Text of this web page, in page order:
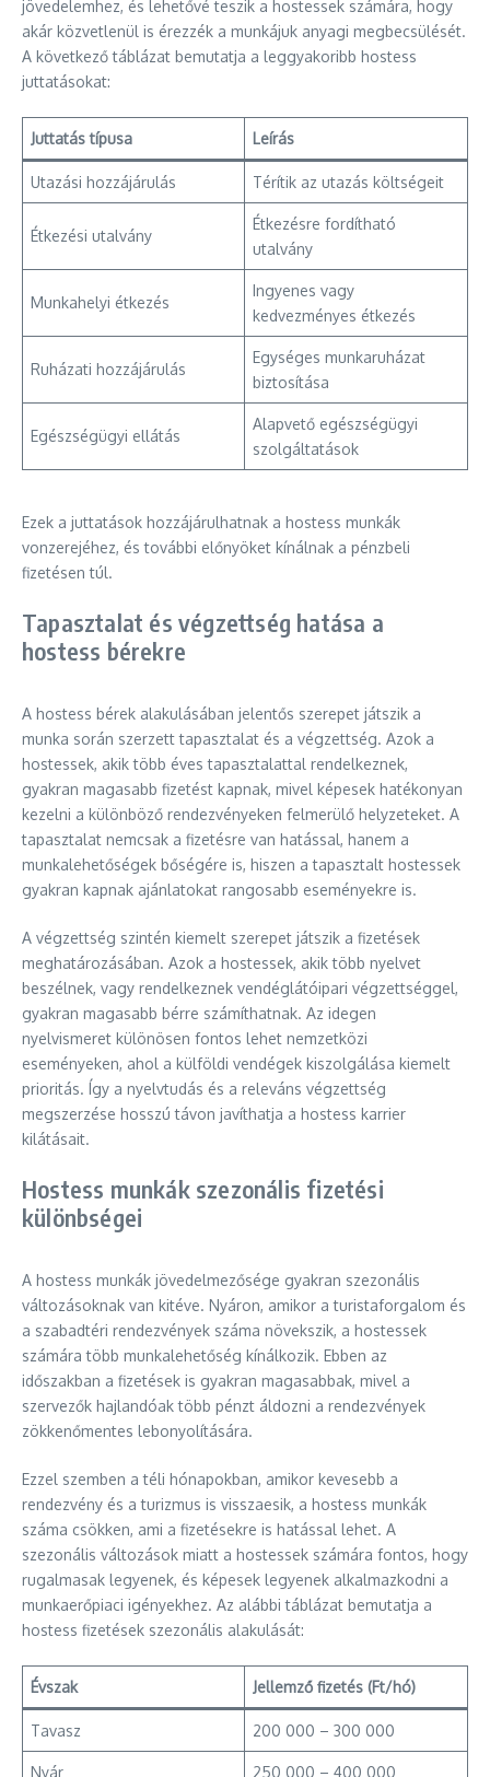
jövedelemhez, és lehetővé teszik a hostessek számára, hogy
akár közvetlenül is érezzék a munkájuk anyagi megbecsülését.
A következő táblázat bemutatja a leggyakoribb hostess
juttatásokat:
Juttatás típusa Leírás
Utazási hozzájárulás Térítik az utazás költségeit
Étkezési utalvány
Étkezésre fordítható
utalvány
Munkahelyi étkezés
Ingyenes vagy
kedvezményes étkezés
Ruházati hozzájárulás
Egységes munkaruházat
biztosítása
Egészségügyi ellátás
Alapvető egészségügyi
szolgáltatások
Ezek a juttatások hozzájárulhatnak a hostess munkák
vonzerejéhez, és további előnyöket kínálnak a pénzbeli
fizetésen túl.
Tapasztalat és végzettség hatása a
hostess bérekre
A hostess bérek alakulásában jelentős szerepet játszik a
munka során szerzett tapasztalat és a végzettség. Azok a
hostessek, akik több éves tapasztalattal rendelkeznek,
gyakran magasabb fizetést kapnak, mivel képesek hatékonyan
kezelni a különböző rendezvényeken felmerülő helyzeteket. A
tapasztalat nemcsak a fizetésre van hatással, hanem a
munkalehetőségek bőségére is, hiszen a tapasztalt hostessek
gyakran kapnak ajánlatokat rangosabb eseményekre is.
A végzettség szintén kiemelt szerepet játszik a fizetések
meghatározásában. Azok a hostessek, akik több nyelvet
beszélnek, vagy rendelkeznek vendéglátóipari végzettséggel,
gyakran magasabb bérre számíthatnak. Az idegen
nyelvismeret különösen fontos lehet nemzetközi
eseményeken, ahol a külföldi vendégek kiszolgálása kiemelt
prioritás. Így a nyelvtudás és a releváns végzettség
megszerzése hosszú távon javíthatja a hostess karrier
kilátásait.
Hostess munkák szezonális fizetési
különbségei
A hostess munkák jövedelmezősége gyakran szezonális
változásoknak van kitéve. Nyáron, amikor a turistaforgalom és
a szabadtéri rendezvények száma növekszik, a hostessek
számára több munkalehetőség kínálkozik. Ebben az
időszakban a fizetések is gyakran magasabbak, mivel a
szervezők hajlandóak több pénzt áldozni a rendezvények
zökkenőmentes lebonyolítására.
Ezzel szemben a téli hónapokban, amikor kevesebb a
rendezvény és a turizmus is visszaesik, a hostess munkák
száma csökken, ami a fizetésekre is hatással lehet. A
szezonális változások miatt a hostessek számára fontos, hogy
rugalmasak legyenek, és képesek legyenek alkalmazkodni a
munkaerőpiaci igényekhez. Az alábbi táblázat bemutatja a
hostess fizetések szezonális alakulását:
Évszak Jellemző fizetés (Ft/hó)
Tavasz 200 000 – 300 000
Nyár 250 000 – 400 000